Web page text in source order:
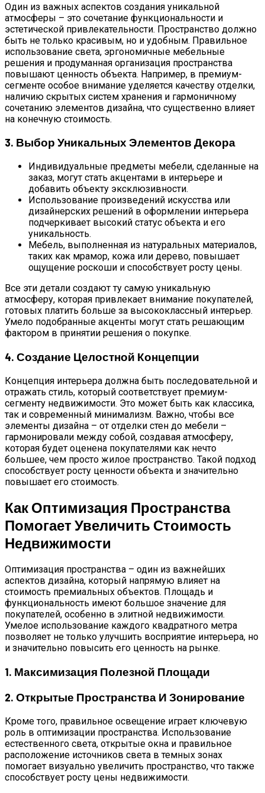
Один из важных аспектов создания уникальной
атмосферы – это сочетание функциональности и
эстетической привлекательности. Пространство должно
быть не только красивым, но и удобным. Правильное
использование света, эргономичные мебельные
решения и продуманная организация пространства
повышают ценность объекта. Например, в премиум-
сегменте особое внимание уделяется качеству отделки,
наличию скрытых систем хранения и гармоничному
сочетанию элементов дизайна, что существенно влияет
на конечную стоимость.
3. Выбор Уникальных Элементов Декора
Индивидуальные предметы мебели, сделанные на
заказ, могут стать акцентами в интерьере и
добавить объекту эксклюзивности.
Использование произведений искусства или
дизайнерских решений в оформлении интерьера
подчеркивает высокий статус объекта и его
уникальность.
Мебель, выполненная из натуральных материалов,
таких как мрамор, кожа или дерево, повышает
ощущение роскоши и способствует росту цены.
Все эти детали создают ту самую уникальную
атмосферу, которая привлекает внимание покупателей,
готовых платить больше за высококлассный интерьер.
Умело подобранные акценты могут стать решающим
фактором в принятии решения о покупке.
4. Создание Целостной Концепции
Концепция интерьера должна быть последовательной и
отражать стиль, который соответствует премиум-
сегменту недвижимости. Это может быть как классика,
так и современный минимализм. Важно, чтобы все
элементы дизайна – от отделки стен до мебели –
гармонировали между собой, создавая атмосферу,
которая будет оценена покупателями как нечто
большее, чем просто жилое пространство. Такой подход
способствует росту ценности объекта и значительно
повышает его стоимость.
Как Оптимизация Пространства
Помогает Увеличить Стоимость
Недвижимости
Оптимизация пространства – один из важнейших
аспектов дизайна, который напрямую влияет на
стоимость премиальных объектов. Площадь и
функциональность имеют большое значение для
покупателей, особенно в элитной недвижимости.
Умелое использование каждого квадратного метра
позволяет не только улучшить восприятие интерьера, но
и значительно повысить его ценность на рынке.
1. Максимизация Полезной Площади
2. Открытые Пространства И Зонирование
Кроме того, правильное освещение играет ключевую
роль в оптимизации пространства. Использование
естественного света, открытые окна и правильное
расположение источников света в темных зонах
помогает визуально увеличить пространство, что также
способствует росту цены недвижимости.